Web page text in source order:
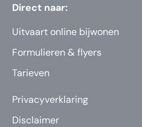
Direct naar:
Uitvaart online bijwonen
Formulieren & flyers
Tarieven
Privacyverklaring
Disclaimer